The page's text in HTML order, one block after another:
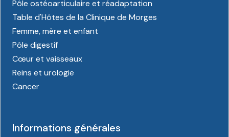
Pôle ostéoarticulaire et réadaptation
Table d'Hôtes de la Clinique de Morges
Femme, mère et enfant
Pôle digestif
Cœur et vaisseaux
Reins et urologie
Cancer
Informations générales